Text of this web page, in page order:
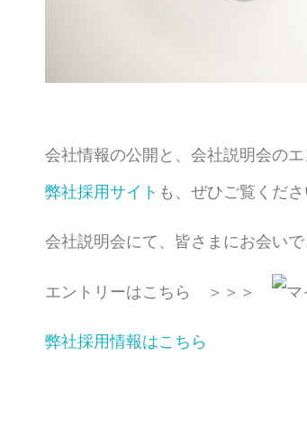
会社情報の公開と、会社説明会の
弊社採用サイト も、ぜひご覧くださ
会社説明会にて、皆さまにお会い
エントリーはこちら ＞＞＞
弊社採用情報はこちら